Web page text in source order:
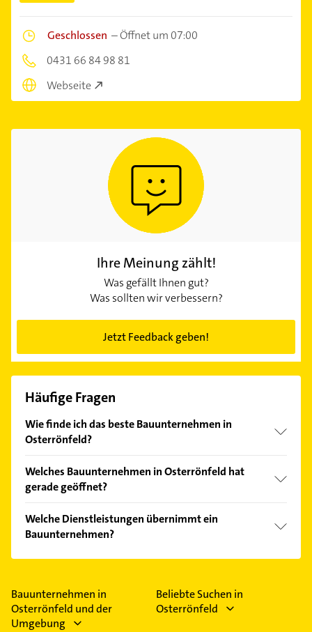
Geschlossen –Öffnet um 07:00
0431 66 84 98 81
Webseite
Ihre Meinung zählt!
Was gefällt Ihnen gut?
Was sollten wir verbessern?
Jetzt Feedback geben!
Häufige Fragen
Wie finde ich das beste Bauunternehmen in
Osterrönfeld?
Kundenmeinungen und profitieren Sie von den
Empfehlungen. Die Suchergebnisse können Sie sich
Welches Bauunternehmen in Osterrönfeld hat
gerade geöffnet?
Bitte beachten Sie, dass diese an Sonn- und
Feiertagen abweichen können.
Welche Dienstleistungen übernimmt ein
Bauunternehmen?
Folgende Leistungen werden angeboten: Neubau,
Fliesenarbeiten.
Bauunternehmen in
Osterrönfeld und der
Umgebung
Beliebte Suchen in
Osterrönfeld